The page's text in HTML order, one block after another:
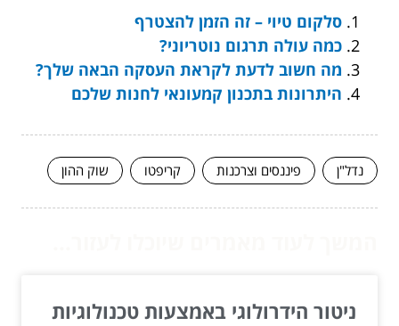
סלקום טיוי – זה הזמן להצטרף
כמה עולה תרגום נוטריוני?
מה חשוב לדעת לקראת העסקה הבאה שלך?
היתרונות בתכנון קמעונאי לחנות שלכם
נדל"ן פיננסים וצרכנות קריפטו שוק ההון
ניטור הידרולוגי באמצעות טכנולוגיות